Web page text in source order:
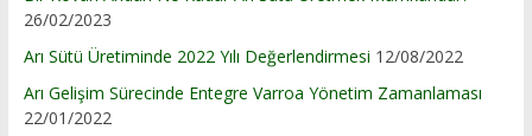
26/02/2023
Arı Sütü Üretiminde 2022 Yılı Değerlendirmesi 12/08/2022
Arı Gelişim Sürecinde Entegre Varroa Yönetim Zamanlaması
22/01/2022